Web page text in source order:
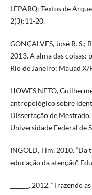
LEPARQ: Textos de
2(3):11-20.
GONÇALVES, José R. S.;
2013. A alma das
Rio de Janeiro: Mauad X/
HOWES NETO,
antropológico sobre
Dissertação de
Universidade Federal de
INGOLD, Tim. 2010. “Da
educação da atenção”.
______. 2012.